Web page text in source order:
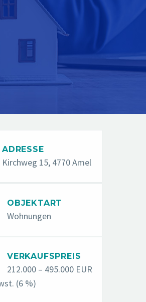
ADRESSE
Kirchweg 15, 4770 Amel
OBJEKTART
Wohnungen
VERKAUFSPREIS
212.000 – 495.000 EUR
(6 %)